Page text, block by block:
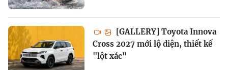
[GALLERY] Toyota Innova
Cross 2027 mới lộ diện, thiết kế
"lột xác"